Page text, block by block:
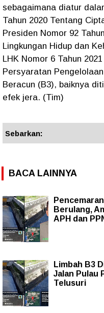
sebagaimana diatur
Tahun 2020 Tentang
Presiden Nomor 92
Lingkungan Hidup dan
LHK Nomor 6 Tahun
Persyaratan
Beracun (B3), baiknya
efek jera. (Tim)
Sebarkan:
BACA LAINNYA
Berulang,
APH dan
Limbah B3
Jalan Pulau
Telusuri